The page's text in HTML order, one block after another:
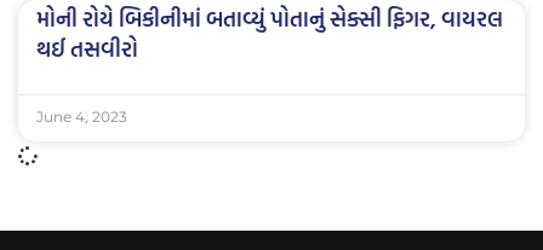
મોની રોયે બિકીનીમાં બતાવ્યું પોતાનું સેક્સી ફિગર, વાયરલ
થઈ તસવીરો
June 4, 2023